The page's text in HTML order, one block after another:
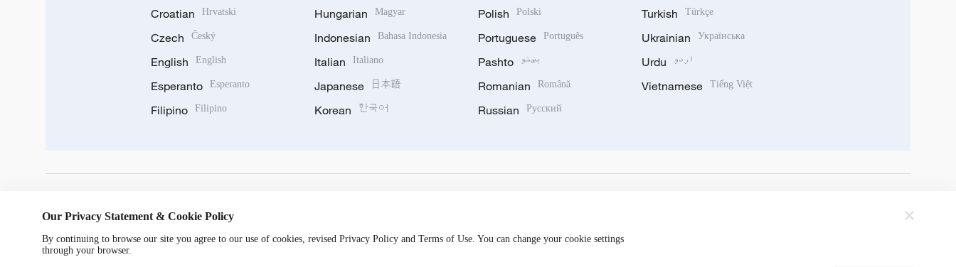
Croatian Hrvatski
Czech Český
English English
Esperanto Esperanto
Filipino Filipino
Hungarian Magyar
Indonesian Bahasa Indonesia
Italian Italiano
Japanese 日本語
Korean 한국어
Polish Polski
Portuguese Português
Pashto پښتو
Romanian Română
Russian Русский
Turkish Türkçe
Ukrainian Українська
Urdu اردو
Vietnamese Tiếng Việt
Our Privacy Statement & Cookie Policy
By continuing to browse our site you agree to our use of cookies, revised Privacy Policy and Terms of Use. You can change your cookie settings
through your browser.